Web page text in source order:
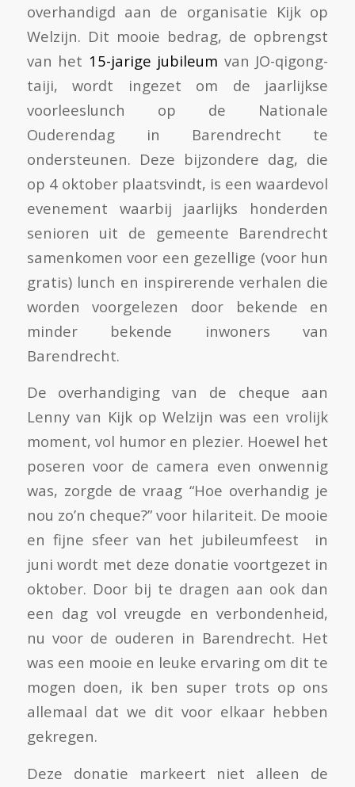
overhandigd aan de organisatie Kijk op
Welzijn. Dit mooie bedrag, de opbrengst
van het 15-jarige jubileum van JO-qigong-
taiji, wordt ingezet om de jaarlijkse
voorleeslunch op de Nationale
Ouderendag in Barendrecht te
ondersteunen. Deze bijzondere dag, die
op 4 oktober plaatsvindt, is een waardevol
evenement waarbij jaarlijks honderden
senioren uit de gemeente Barendrecht
samenkomen voor een gezellige (voor hun
gratis) lunch en inspirerende verhalen die
worden voorgelezen door bekende en
minder bekende inwoners van
Barendrecht.
De overhandiging van de cheque aan
Lenny van Kijk op Welzijn was een vrolijk
moment, vol humor en plezier. Hoewel het
poseren voor de camera even onwennig
was, zorgde de vraag “Hoe overhandig je
nou zo’n cheque?” voor hilariteit. De mooie
en fijne sfeer van het jubileumfeest in
juni wordt met deze donatie voortgezet in
oktober. Door bij te dragen aan ook dan
een dag vol vreugde en verbondenheid,
nu voor de ouderen in Barendrecht. Het
was een mooie en leuke ervaring om dit te
mogen doen, ik ben super trots op ons
allemaal dat we dit voor elkaar hebben
gekregen.
Deze donatie markeert niet alleen de